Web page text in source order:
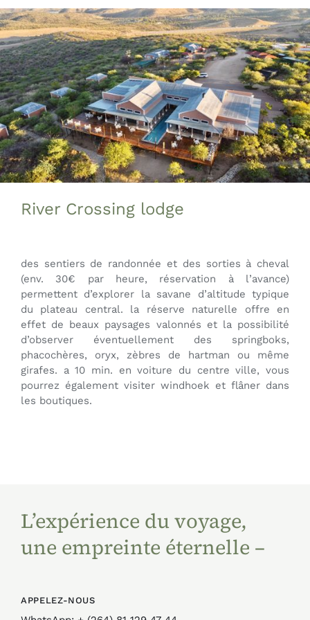
Passer
au
contenu
River Crossing lodge
des sentiers de randonnée et des sorties à cheval
(env. 30€ par heure, réservation à l’avance)
permettent d’explorer la savane d’altitude typique
du plateau central. la réserve naturelle offre en
effet de beaux paysages valonnés et la possibilité
d’observer éventuellement des springboks,
phacochères, oryx, zèbres de hartman ou même
girafes. a 10 min. en voiture du centre ville, vous
pourrez également visiter windhoek et flâner dans
les boutiques.
L’expérience du voyage,
une empreinte éternelle –
APPELEZ-NOUS